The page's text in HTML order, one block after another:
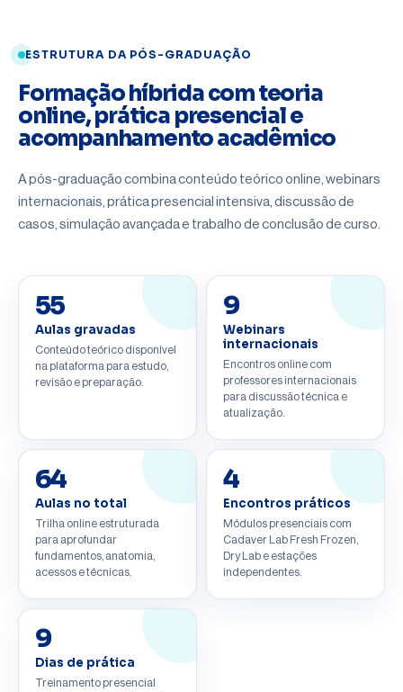
ESTRUTURA DA PÓS-GRADUAÇÃO
Formação híbrida com teoria
online, prática presencial e
acompanhamento acadêmico
A pós-graduação combina conteúdo teórico online, webinars
internacionais, prática presencial intensiva, discussão de
casos, simulação avançada e trabalho de conclusão de curso.
55
Aulas gravadas
Conteúdo teórico disponível
na plataforma para estudo,
revisão e preparação.
9
Webinars
internacionais
Encontros online com
professores internacionais
para discussão técnica e
atualização.
64
Aulas no total
Trilha online estruturada
para aprofundar
fundamentos, anatomia,
acessos e técnicas.
4
Encontros práticos
Módulos presenciais com
Cadaver Lab Fresh Frozen,
Dry Lab e estações
independentes.
9
Dias de prática
Treinamento presencial